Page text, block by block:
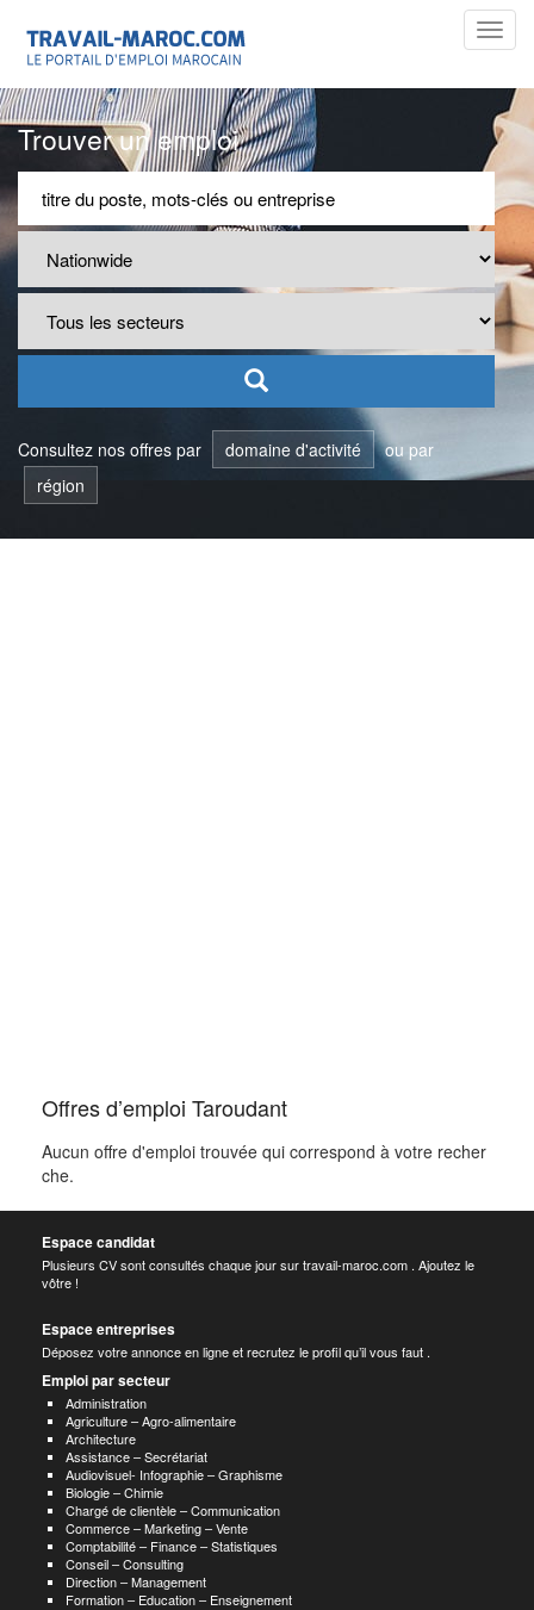
Trouver un emploi
Consultez nos offres par domaine d'activité
ou par
région
Offres d’emploi Taroudant
Aucun offre d'emploi trouvée qui correspond à votre recher
che.
Espace candidat
Plusieurs CV sont consultés chaque jour sur travail-maroc.com . Ajoutez le
vôtre !
Espace entreprises
Déposez votre annonce en ligne et recrutez le profil qu’il vous faut .
Emploi par secteur
Administration
Agriculture – Agro-alimentaire
Architecture
Assistance – Secrétariat
Audiovisuel- Infographie – Graphisme
Biologie – Chimie
Chargé de clientèle – Communication
Commerce – Marketing – Vente
Comptabilité – Finance – Statistiques
Conseil – Consulting
Direction – Management
Formation – Education – Enseignement